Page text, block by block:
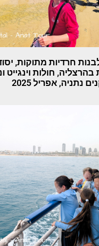
חרדיות מתוקות,
חולות וינגייט
נתניה, אפריל 2025